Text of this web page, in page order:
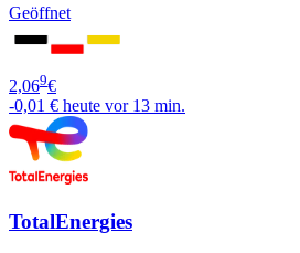
Geöffnet
2,069€
-0,01 € heute vor 13 min.
TotalEnergies